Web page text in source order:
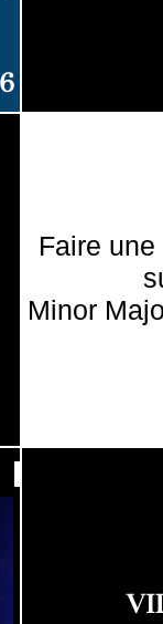
Faire
Minor